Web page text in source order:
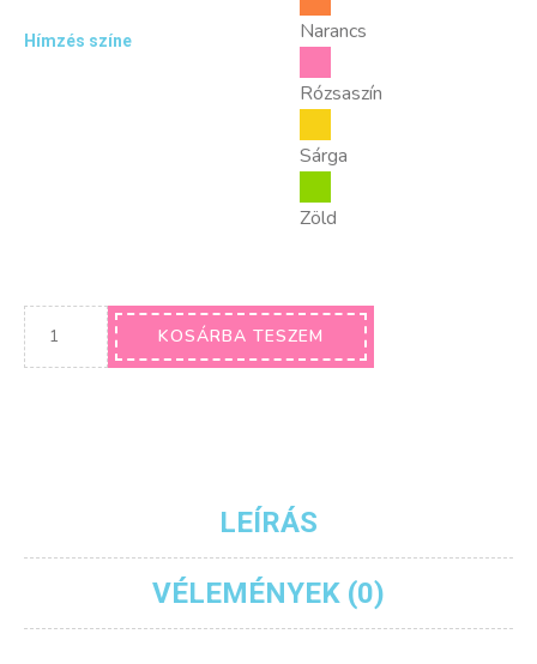
Hímzés színe Narancs
Rózsaszín
Sárga
Zöld
KOSÁRBA TESZEM
LEÍRÁS
VÉLEMÉNYEK (0)